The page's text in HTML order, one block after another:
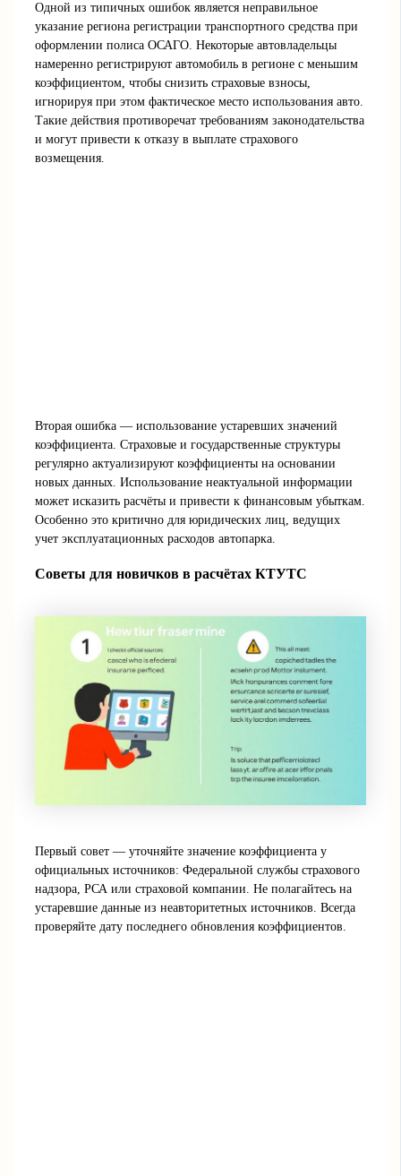
Одной из типичных ошибок является неправильное
указание региона регистрации транспортного средства при
оформлении полиса ОСАГО. Некоторые автовладельцы
намеренно регистрируют автомобиль в регионе с меньшим
коэффициентом, чтобы снизить страховые взносы,
игнорируя при этом фактическое место использования авто.
Такие действия противоречат требованиям законодательства
и могут привести к отказу в выплате страхового
возмещения.
Вторая ошибка — использование устаревших значений
коэффициента. Страховые и государственные структуры
регулярно актуализируют коэффициенты на основании
новых данных. Использование неактуальной информации
может исказить расчёты и привести к финансовым убыткам.
Особенно это критично для юридических лиц, ведущих
учет эксплуатационных расходов автопарка.
Советы для новичков в расчётах КТУТС
Первый совет — уточняйте значение коэффициента у
официальных источников: Федеральной службы страхового
надзора, РСА или страховой компании. Не полагайтесь на
устаревшие данные из неавторитетных источников. Всегда
проверяйте дату последнего обновления коэффициентов.